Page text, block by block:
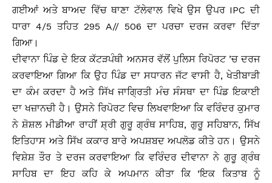
ਗਈਆਂ ਅਤੇ ਬਾਅਦ ਵਿੱਚ ਥਾਣਾ ਟੱਲੇਵਾਲ ਵਿਖੇ ਉਸ ਉਪਰ IPC ਦੀ
ਧਾਰਾ 4/5 ਤਹਿਤ 295 A// 506 ਦਾ ਪਰਚਾ ਦਰਜ ਕਰਵਾ ਦਿੱਤਾ
ਗਿਆ।
ਦੀਵਾਨਾ ਪਿੰਡ ਦੇ ਇਕ ਕੱਟੜਪੰਥੀ ਅਨਸਰ ਵੱਲੋਂ ਪੁਲਿਸ ਰਿਪੋਰਟ ’ਚ ਦਰਜ
ਕਰਵਾਇਆ ਗਿਆ ਕਿ ਉਹ ਪਿੰਡ ਦਾ ਸਧਾਰਨ ਜੱਟ ਵਾਸੀ ਹੈ, ਖੇਤੀਬਾੜੀ
ਦਾ ਕੰਮ ਕਰਦਾ ਹੈ ਅਤੇ ਸਿੱਖ ਜਾਗ੍ਰਿਤੀ ਮੰਚ ਸੰਸਥਾ ਦਾ ਪਿੰਡ ਇਕਾਈ
ਦਾ ਖਜ਼ਾਨਚੀ ਹੈ। ਉਸਨੇ ਰਿਪੋਰਟ ਵਿਚ ਲਿਖਵਾਇਆ ਕਿ ਵਰਿੰਦਰ ਕੁਮਾਰ
ਨੇ ਸ਼ੋਸ਼ਲ ਮੀਡੀਆ ਰਾਹੀਂ ਸ਼੍ਰੀ ਗੁਰੂ ਗ੍ਰੰਥ ਸਾਹਿਬ, ਗੁਰੂ ਸਹਿਬਾਨ, ਸਿੱਖ
ਇਤਿਹਾਸ ਅਤੇ ਸਿੱਖ ਕਕਾਰ ਬਾਰੇ ਅਪਸ਼ਬਦ ਅਪਲੋਡ ਕੀਤੇ ਹਨ। ਉਸਨੇ
ਵਿਸ਼ੇਸ਼ ਤੌਰ ਤੇ ਦਰਜ ਕਰਵਾਇਆ ਕਿ ਵਰਿੰਦਰ ਦੀਵਾਨਾ ਨੇ ਗੁਰੂ ਗ੍ਰੰਥ
ਸਾਹਿਬ ਦਾ ਇਹ ਕਹਿ ਕੇ ਅਪਮਾਨ ਕੀਤਾ ਕਿ ‘ਇਕ ਕਿਤਾਬ ਨੂੰ